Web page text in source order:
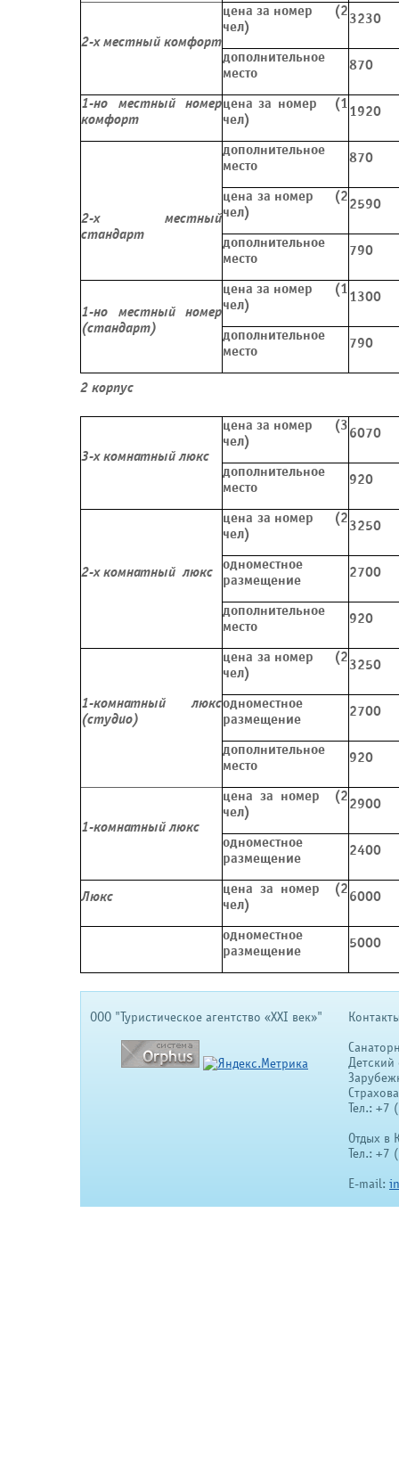
2-х местный комфорт
цена за номер (2
чел)
3230
дополнительное
место
870
1-но местный номер
комфорт
цена за номер (1
чел)
1920
дополнительное
место
870
2-х местный
стандарт
цена за номер (2
чел)
2590
дополнительное
место
790
1-но местный номер
(стандарт)
цена за номер (1
чел)
1300
дополнительное
место
790
2 корпус
3-х комнатный люкс
цена за номер (3
чел)
6070
дополнительное
место
920
2-х комнатный люкс
цена за номер (2
чел)
3250
одноместное
размещение
2700
дополнительное
место
920
1-комнатный люкс
(студио)
цена за номер (2
чел)
3250
одноместное
размещение
2700
дополнительное
место
920
1-комнатный люкс
цена за номер (2
чел)
2900
одноместное
размещение
2400
Люкс
цена за номер (2
чел)
6000
одноместное
размещение
5000
OOO "Туристическое агентство «XXI век»"
Детский
Тел.: +7
Отдых в
Тел.: +7
E-mail: